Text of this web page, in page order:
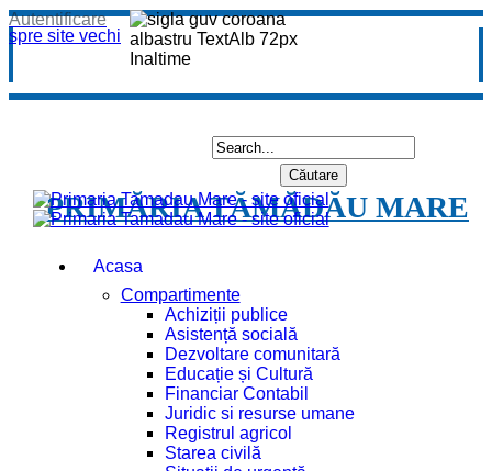
spre site vechi
Autentificare
PRIMĂRIA TĂMĂDĂU MARE
Acasa
Compartimente
Achiziții publice
Asistență socială
Dezvoltare comunitară
Educație și Cultură
Financiar Contabil
Juridic si resurse umane
Registrul agricol
Starea civilă